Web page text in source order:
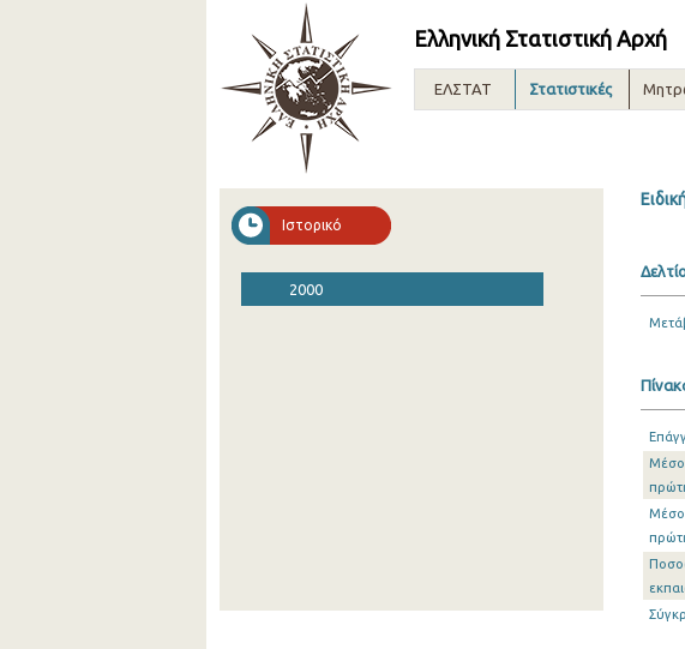
Ελληνική Στατιστική Αρχή
ΕΛΣΤΑΤ Στατιστικές
Ιστορικό
2000
Μέσο
Μέσο